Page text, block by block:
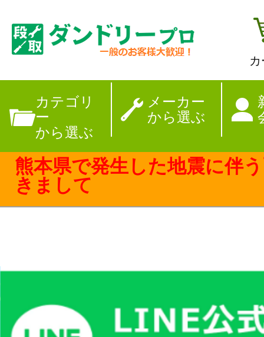
カテゴリ
ー
から選ぶ
メーカー
から選ぶ
【夏季休暇のお
熊本県で発生した地震に伴
きまして